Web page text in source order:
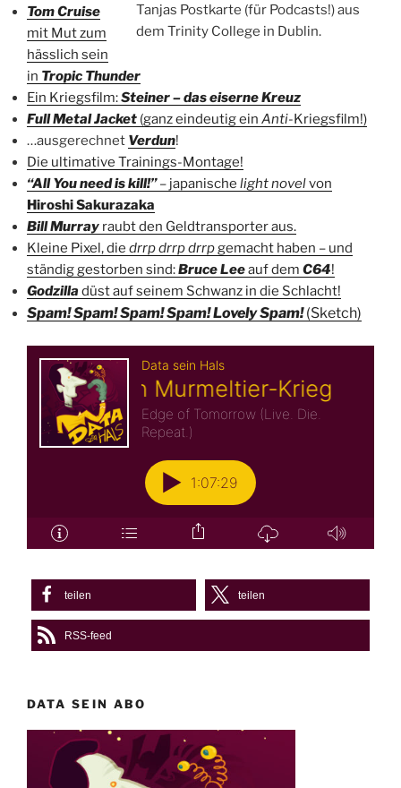
Tanjas Postkarte (für Podcasts!) aus
dem Trinity College in Dublin.
Tom Cruise
mit Mut zum
hässlich sein
in Tropic Thunder
Ein Kriegsfilm:Steiner – das eiserne Kreuz
Full Metal Jacket (ganz eindeutig ein Anti-Kriegsfilm!)
…ausgerechnet Verdun!
Die ultimative Trainings-Montage!
“All You need is kill!”– japanische light novelvon
Hiroshi Sakurazaka
Bill Murray raubt den Geldtransporter aus.
Kleine Pixel, die drrp drrp drrpgemacht haben – und
ständig gestorben sind:Bruce Leeauf dem C64!
Godzilla düst auf seinem Schwanz in die Schlacht!
Spam! Spam! Spam! Spam! Lovely Spam!(Sketch)
teilen teilen
RSS-feed
DATA SEIN ABO